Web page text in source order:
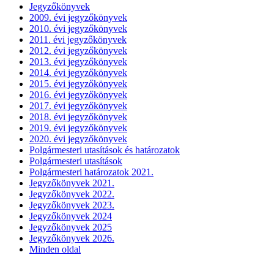
Jegyzőkönyvek
2009. évi jegyzőkönyvek
2010. évi jegyzőkönyvek
2011. évi jegyzőkönyvek
2012. évi jegyzőkönyvek
2013. évi jegyzőkönyvek
2014. évi jegyzőkönyvek
2015. évi jegyzőkönyvek
2016. évi jegyzőkönyvek
2017. évi jegyzőkönyvek
2018. évi jegyzőkönyvek
2019. évi jegyzőkönyvek
2020. évi jegyzőkönyvek
Polgármesteri utasítások és határozatok
Polgármesteri utasítások
Polgármesteri határozatok 2021.
Jegyzőkönyvek 2021.
Jegyzőkönyvek 2022.
Jegyzőkönyvek 2023.
Jegyzőkönyvek 2024
Jegyzőkönyvek 2025
Jegyzőkönyvek 2026.
Minden oldal